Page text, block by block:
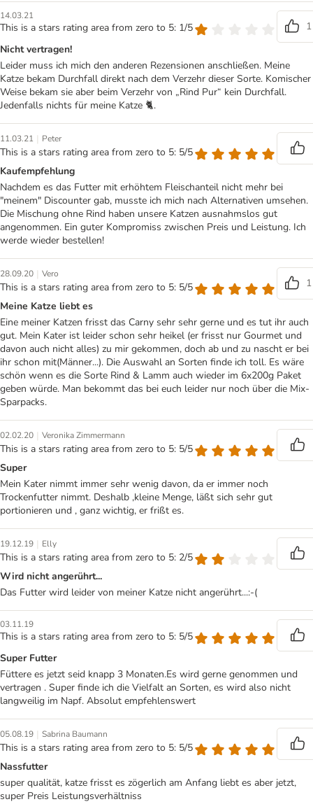
14.03.21
This is a stars rating area from zero to 5: 1/5
1
Nicht vertragen!
Leider muss ich mich den anderen Rezensionen anschließen. Meine
Katze bekam Durchfall direkt nach dem Verzehr dieser Sorte. Komischer
Weise bekam sie aber beim Verzehr von „Rind Pur“ kein Durchfall.
Jedenfalls nichts für meine Katze 🐈.
11.03.21 | Peter
This is a stars rating area from zero to 5: 5/5
Kaufempfehlung
Nachdem es das Futter mit erhöhtem Fleischanteil nicht mehr bei
"meinem" Discounter gab, musste ich mich nach Alternativen umsehen.
Die Mischung ohne Rind haben unsere Katzen ausnahmslos gut
angenommen. Ein guter Kompromiss zwischen Preis und Leistung. Ich
werde wieder bestellen!
28.09.20 | Vero
This is a stars rating area from zero to 5: 5/5
1
Meine Katze liebt es
Eine meiner Katzen frisst das Carny sehr sehr gerne und es tut ihr auch
gut. Mein Kater ist leider schon sehr heikel (er frisst nur Gourmet und
davon auch nicht alles) zu mir gekommen, doch ab und zu nascht er bei
ihr schon mit(Männer...). Die Auswahl an Sorten finde ich toll. Es wäre
schön wenn es die Sorte Rind & Lamm auch wieder im 6x200g Paket
geben würde. Man bekommt das bei euch leider nur noch über die Mix-
Sparpacks.
02.02.20 | Veronika Zimmermann
This is a stars rating area from zero to 5: 5/5
Super
Mein Kater nimmt immer sehr wenig davon, da er immer noch
Trockenfutter nimmt. Deshalb ,kleine Menge, läßt sich sehr gut
portionieren und , ganz wichtig, er frißt es.
19.12.19 | Elly
This is a stars rating area from zero to 5: 2/5
Wird nicht angerührt...
Das Futter wird leider von meiner Katze nicht angerührt...:-(
03.11.19
This is a stars rating area from zero to 5: 5/5
Super Futter
Füttere es jetzt seid knapp 3 Monaten.Es wird gerne genommen und
vertragen . Super finde ich die Vielfalt an Sorten, es wird also nicht
langweilig im Napf. Absolut empfehlenswert
05.08.19 | Sabrina Baumann
This is a stars rating area from zero to 5: 5/5
Nassfutter
super qualität, katze frisst es zögerlich am Anfang liebt es aber jetzt,
super Preis Leistungsverhältniss